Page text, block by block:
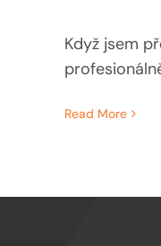
Když jsem
Read More